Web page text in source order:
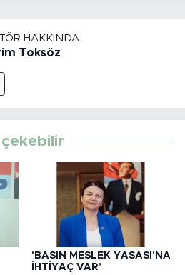
HAKKINDA
Toksöz
'BASIN MESLEK YASASI'NA
İHTİYAÇ VAR'